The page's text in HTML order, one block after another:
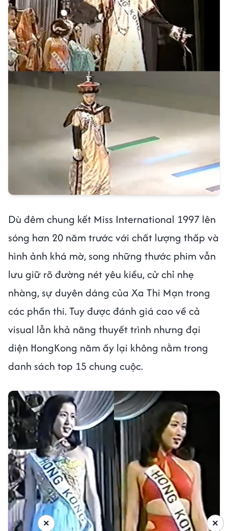
Dù đêm chung kết Miss International 1997 lên
sóng hơn 20 năm trước với chất lượng thấp và
hình ảnh khá mờ, song những thước phim vẫn
lưu giữ rõ đường nét yêu kiều, cử chỉ nhẹ
nhàng, sự duyên dáng của Xa Thi Mạn trong
các phần thi. Tuy được đánh giá cao về cả
visual lẫn khả năng thuyết trình nhưng đại
diện HongKong năm ấy lại không nằm trong
danh sách top 15 chung cuộc.
×
×